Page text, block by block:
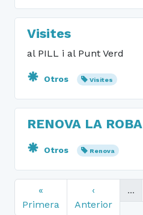
Visites
al PILL i al Punt Verd
Otros Visites
RENOVA LA ROBA
Otros Renova
«
Primera
‹
Anterior
...